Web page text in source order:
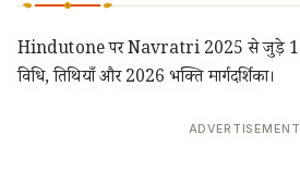
Hindutone पर Navratri 2025 से जुड़े 1
विधि, तिथियाँ और 2026 भक्ति मार्गदर्शिका।
ADVERTISEMENT